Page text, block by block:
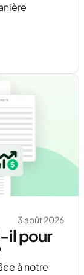
3 août 2026
il pour
à notre